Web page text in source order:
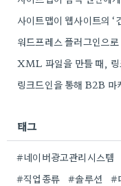
태그
#네이버광고관리시스템
#직업종류
#솔루션 #